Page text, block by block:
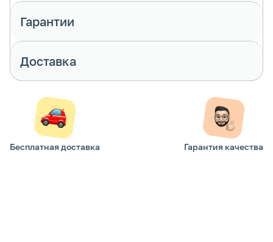
специальной флористической губке. Она
должна всегда оставаться влажной - для
этого подливай в неё немного воды по мере
Гарантии
Доставка
Бесплатная доставка Гарантия качества